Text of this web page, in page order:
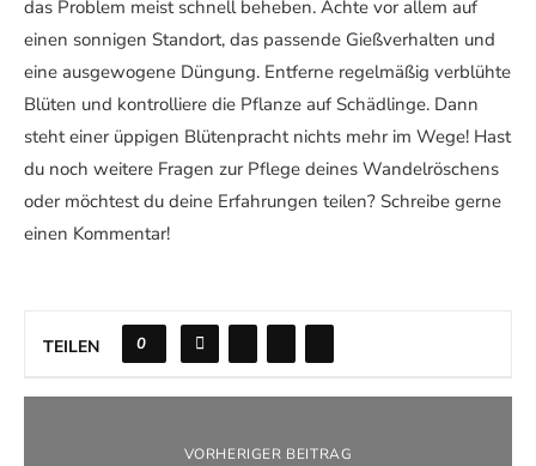
das Problem meist schnell beheben. Achte vor allem auf
einen sonnigen Standort, das passende Gießverhalten und
eine ausgewogene Düngung. Entferne regelmäßig verblühte
Blüten und kontrolliere die Pflanze auf Schädlinge. Dann
steht einer üppigen Blütenpracht nichts mehr im Wege! Hast
du noch weitere Fragen zur Pflege deines Wandelröschens
oder möchtest du deine Erfahrungen teilen? Schreibe gerne
einen Kommentar!
TEILEN 0
VORHERIGER BEITRAG